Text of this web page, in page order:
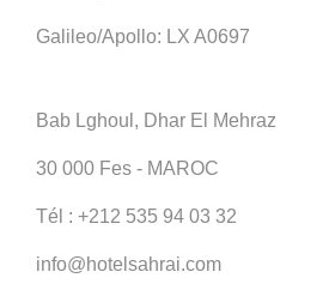
Galileo/Apollo: LX A0697
Bab Lghoul, Dhar El Mehraz
30 000 Fes - MAROC
Tél : +212 535 94 03 32
info@hotelsahrai.com